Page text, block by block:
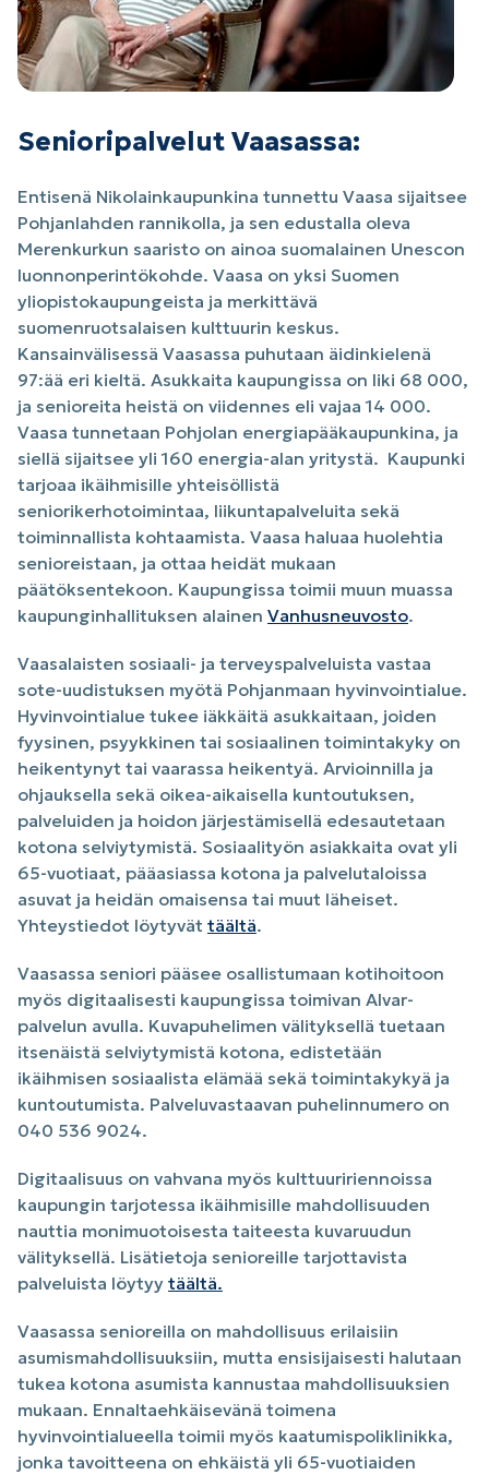
Senioripalvelut Vaasassa:
Entisenä Nikolainkaupunkina tunnettu Vaasa sijaitsee
Pohjanlahden rannikolla, ja sen edustalla oleva
Merenkurkun saaristo on ainoa suomalainen Unescon
luonnonperintökohde. Vaasa on yksi Suomen
yliopistokaupungeista ja merkittävä
suomenruotsalaisen kulttuurin keskus.
Kansainvälisessä Vaasassa puhutaan äidinkielenä
97:ää eri kieltä. Asukkaita kaupungissa on liki 68 000,
ja senioreita heistä on viidennes eli vajaa 14 000.
Vaasa tunnetaan Pohjolan energiapääkaupunkina, ja
siellä sijaitsee yli 160 energia-alan yritystä. Kaupunki
tarjoaa ikäihmisille yhteisöllistä
seniorikerhotoimintaa, liikuntapalveluita sekä
toiminnallista kohtaamista. Vaasa haluaa huolehtia
senioreistaan, ja ottaa heidät mukaan
päätöksentekoon. Kaupungissa toimii muun muassa
kaupunginhallituksen alainen Vanhusneuvosto.
Vaasalaisten sosiaali- ja terveyspalveluista vastaa
sote-uudistuksen myötä Pohjanmaan hyvinvointialue.
Hyvinvointialue tukee iäkkäitä asukkaitaan, joiden
fyysinen, psyykkinen tai sosiaalinen toimintakyky on
heikentynyt tai vaarassa heikentyä. Arvioinnilla ja
ohjauksella sekä oikea-aikaisella kuntoutuksen,
palveluiden ja hoidon järjestämisellä edesautetaan
kotona selviytymistä. Sosiaalityön asiakkaita ovat yli
65-vuotiaat, pääasiassa kotona ja palvelutaloissa
asuvat ja heidän omaisensa tai muut läheiset.
Yhteystiedot löytyvät täältä.
Vaasassa seniori pääsee osallistumaan kotihoitoon
myös digitaalisesti kaupungissa toimivan Alvar-
palvelun avulla. Kuvapuhelimen välityksellä tuetaan
itsenäistä selviytymistä kotona, edistetään
ikäihmisen sosiaalista elämää sekä toimintakykyä ja
kuntoutumista. Palveluvastaavan puhelinnumero on
040 536 9024.
Digitaalisuus on vahvana myös kulttuuririennoissa
kaupungin tarjotessa ikäihmisille mahdollisuuden
nauttia monimuotoisesta taiteesta kuvaruudun
välityksellä. Lisätietoja senioreille tarjottavista
palveluista löytyy täältä.
Vaasassa senioreilla on mahdollisuus erilaisiin
asumismahdollisuuksiin, mutta ensisijaisesti halutaan
tukea kotona asumista kannustaa mahdollisuuksien
mukaan. Ennaltaehkäisevänä toimena
hyvinvointialueella toimii myös kaatumispoliklinikka,
jonka tavoitteena on ehkäistä yli 65-vuotiaiden